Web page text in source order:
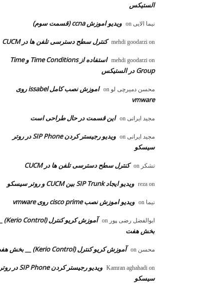
الستیکس
نیما الایی ویدیو اموزش ccna (قسمت سوم)
mehdi goodarzi on کنترل سطح دسترسی تلفن ها در CUCM
mehdi goodarzi on
استفاده از Time Conditions و Time
Group در الستیکس
محسن دمیرچی لو
اموزش نصب کامل issabel روی
vmware
مجید ایرانی این قسمت در حال طراحی است
مجید ایرانی
ویدیو رجیستر کردن SIP Phone در روتر
سیسکو
تشکر کنترل سطح دسترسی تلفن ها در CUCM
reza on ویدیو ایجاد SIP Trunk بین CUCM و روتر سیسکو
نیما ویدیو اموزش نصب cisco prime روی vmware
ابوالفضل رضی ‍‍پور
آموزش کریو کنترل (Kerio Control) __
بخش هفت
محسن آموزش کریو کنترل (Kerio Control) __ بخش هفت
Kamran aghahadi on
ویدیو رجیستر کردن SIP Phone در روتر
سیسکو